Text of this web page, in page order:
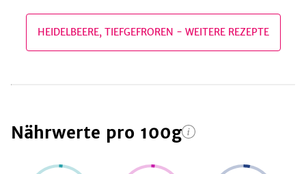
HEIDELBEERE, TIEFGEFROREN - WEITERE REZEPTE
Nährwerte pro 100g